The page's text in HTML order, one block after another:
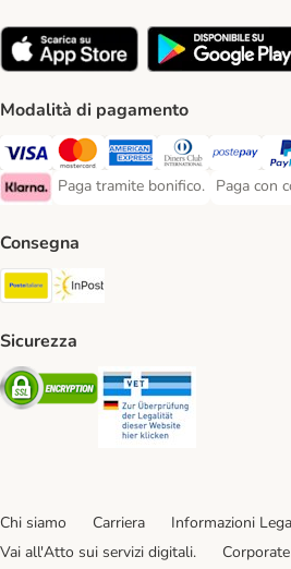
Modalità di pagamento
Paga con Visa. Payment Method
Paga con Mastercard. Payment
Paga con American
Paga con Diners
Paga con
Klarna Payment Method
Paga tramite bonifico.
Paga tramite bonifico. Payment
Paga con
Paga con
Consegna
Poste Italiane. Shipping Method
Sicurezza
Security
Chi siamo Carriera
Informazioni
Vai all'Atto sui servizi digitali.